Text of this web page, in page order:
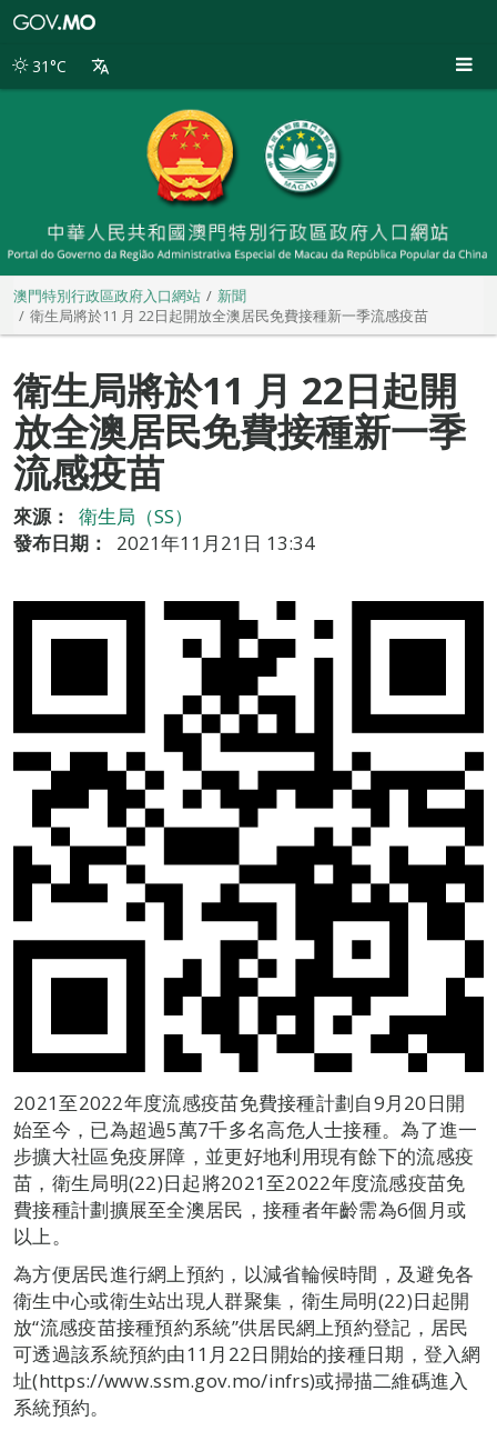
別
31°C
澳門特別行政區政府入口網站
新聞
衛生局將於11 月 22日起開放全澳居民免費接種新一季流感疫苗
衛生局將於11 月 22日起開
放全澳居民免費接種新一季
流感疫苗
來源：
衛生局（SS）
發布日期：
2021年11月21日 13:34
2021至2022年度流感疫苗免費接種計劃自9月20日開
始至今，已為超過5萬7千多名高危人士接種。為了進一
步擴大社區免疫屏障，並更好地利用現有餘下的流感疫
苗，衛生局明(22)日起將2021至2022年度流感疫苗免
費接種計劃擴展至全澳居民，接種者年齡需為6個月或
以上。
為方便居民進行網上預約，以減省輪候時間，及避免各
衛生中心或衛生站出現人群聚集，衛生局明(22)日起開
放“流感疫苗接種預約系統”供居民網上預約登記，居民
可透過該系統預約由11月22日開始的接種日期，登入網
址(https://www.ssm.gov.mo/infrs)或掃描二維碼進入
系統預約。